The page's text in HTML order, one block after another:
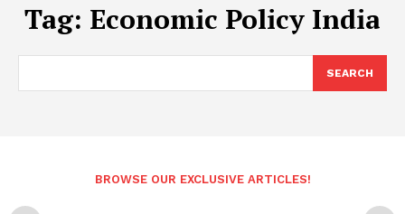
Tag: Economic Policy India
SEARCH
BROWSE OUR EXCLUSIVE ARTICLES!